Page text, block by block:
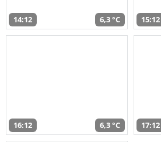
14:12 6,3 °C 15:12
16:12 6,3 °C 17:12